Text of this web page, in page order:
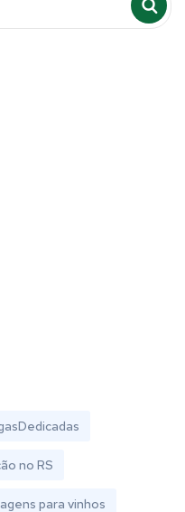
no RS
para vinhos